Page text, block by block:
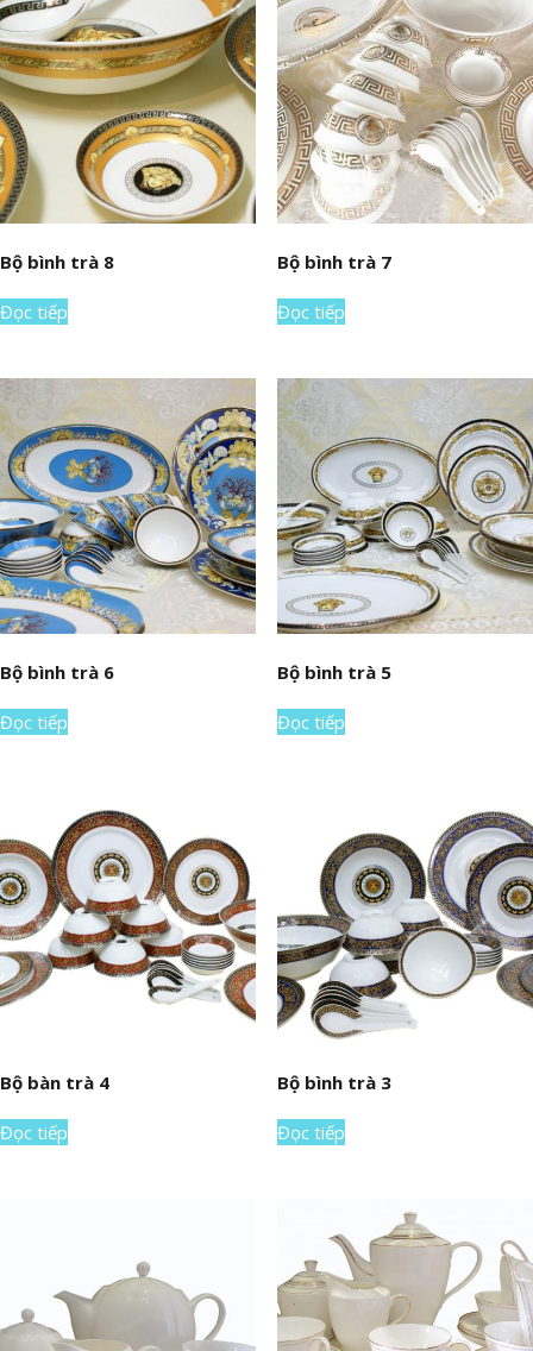
Bộ bình trà 8
Đọc tiếp
Bộ bình trà 7
Đọc tiếp
Bộ bình trà 6
Đọc tiếp
Bộ bình trà 5
Đọc tiếp
Bộ bàn trà 4
Đọc tiếp
Bộ bình trà 3
Đọc tiếp